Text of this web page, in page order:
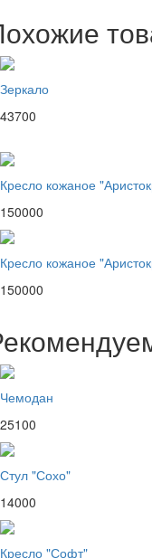
Зеркало
43700
Кресло кожаное
150000
Кресло кожаное
150000
Чемодан
25100
Стул "Сохо"
14000
Кресло "Софт"